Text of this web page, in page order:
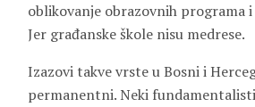
oblikovanje obrazovnih programa
Jer građanske škole nisu medrese.
Izazovi takve vrste u Bosni i
permanentni. Neki